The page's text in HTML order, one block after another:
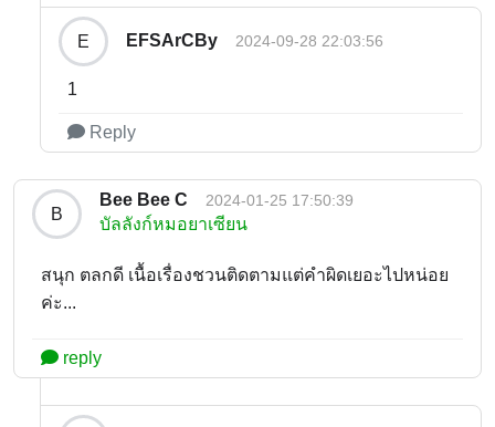
E EFSArCBy 2024-09-28 22:03:56
1
Reply
B
Bee Bee C 2024-01-25 17:50:39
บัลลังก์หมอยาเซียน
สนุก ตลกดี เนื้อเรื่องชวนติดตามแต่คำผิดเยอะไปหน่อย
ค่ะ...
reply